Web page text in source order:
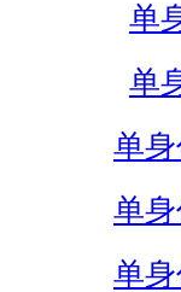
单
单
单
单
单